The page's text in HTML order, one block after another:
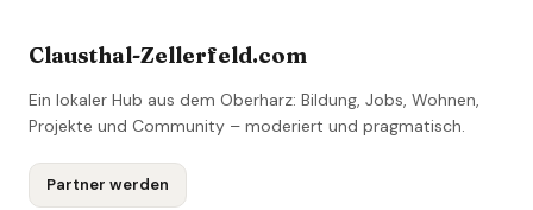
Clausthal-Zellerfeld.com
Ein lokaler Hub aus dem Oberharz: Bildung, Jobs, Wohnen,
Projekte und Community – moderiert und pragmatisch.
Partner werden